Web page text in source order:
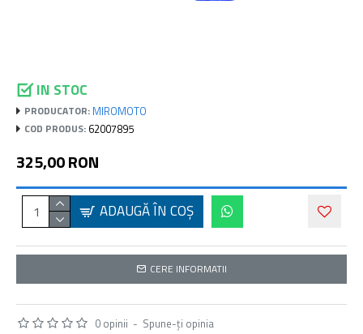
IN STOC
PRODUCATOR: MIROMOTO
COD PRODUS: 62007895
0 opinii - Spune-ţi opinia
325,00 RON
ADAUGĂ ÎN COŞ
CERE INFORMATII